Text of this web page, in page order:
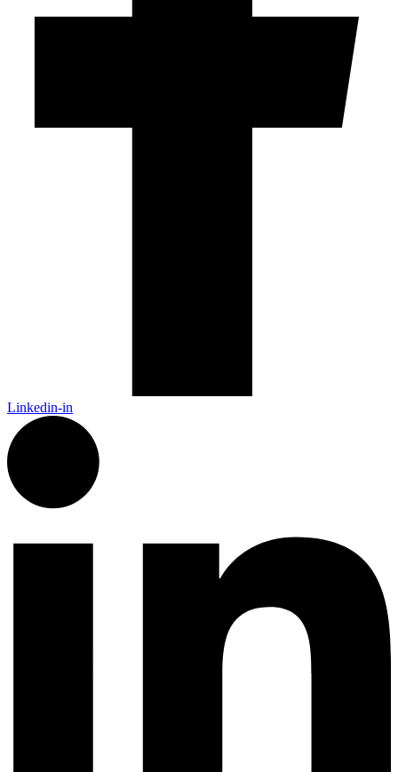
Linkedin-in